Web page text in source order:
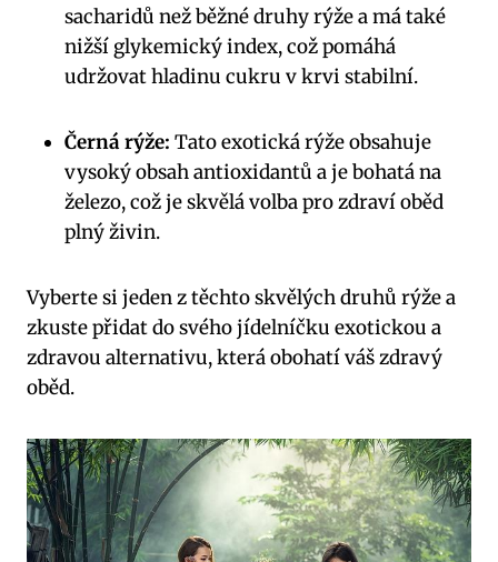
sacharidů než běžné druhy ⁣rýže a má také
nižší ⁤glykemický index, což pomáhá
⁢udržovat hladinu cukru ⁤v⁤ krvi stabilní.
Černá⁣ rýže: ⁤Tato exotická rýže obsahuje
vysoký obsah antioxidantů a⁤ je ⁣bohatá na
železo, což​ je⁤ skvělá‍ volba pro zdraví ‌oběd
plný živin.
Vyberte si ⁢jeden z těchto ​skvělých druhů rýže a
zkuste přidat ⁤do svého ⁢jídelníčku exotickou a
zdravou alternativu,​ která obohatí⁤ váš zdravý
oběd.